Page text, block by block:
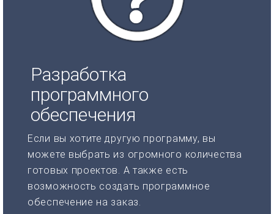
Разработка
программного
обеспечения
Если вы хотите другую программу, вы
можете выбрать из огромного количества
готовых проектов. А также есть
возможность создать программное
обеспечение на заказ.